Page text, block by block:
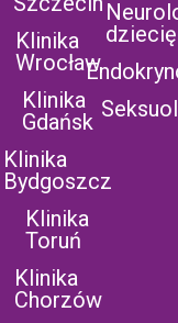
Klinika
Wrocław
Klinika
Gdańsk
Klinika
Bydgoszcz
Klinika
Toruń
Klinika
Chorzów